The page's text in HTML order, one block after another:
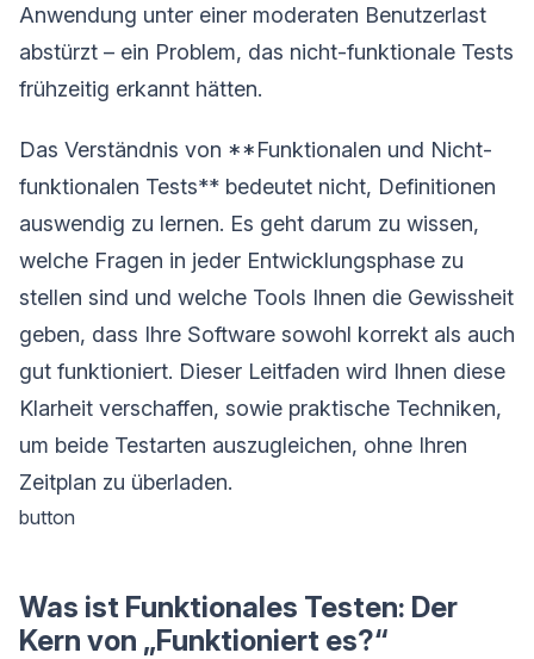
Anwendung unter einer moderaten Benutzerlast
abstürzt – ein Problem, das nicht-funktionale Tests
frühzeitig erkannt hätten.
Das Verständnis von **Funktionalen und Nicht-
funktionalen Tests** bedeutet nicht, Definitionen
auswendig zu lernen. Es geht darum zu wissen,
welche Fragen in jeder Entwicklungsphase zu
stellen sind und welche Tools Ihnen die Gewissheit
geben, dass Ihre Software sowohl korrekt als auch
gut funktioniert. Dieser Leitfaden wird Ihnen diese
Klarheit verschaffen, sowie praktische Techniken,
um beide Testarten auszugleichen, ohne Ihren
Zeitplan zu überladen.
button
Was ist Funktionales Testen: Der
Kern von „Funktioniert es?“